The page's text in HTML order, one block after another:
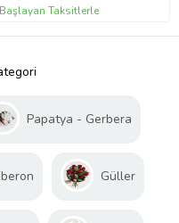
Taksitlerle
Papatya - Gerbera
Güller